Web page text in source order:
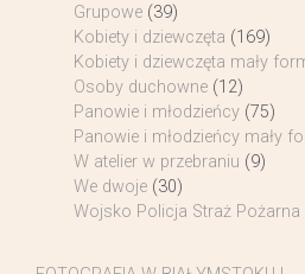
Grupowe (39)
Kobiety i dziewczęta (169)
Kobiety i dziewczęta mały
Osoby duchowne (12)
Panowie i młodzieńcy (75)
Panowie i młodzieńcy mały
W atelier w przebraniu (9)
We dwoje (30)
Wojsko Policja Straż Pożarna